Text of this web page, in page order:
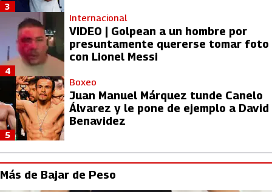
3
Internacional
VIDEO | Golpean a un hombre por
presuntamente quererse tomar foto
con Lionel Messi
4
Boxeo
Juan Manuel Márquez tunde Canelo
Álvarez y le pone de ejemplo a David
Benavidez
5
Más de Bajar de Peso